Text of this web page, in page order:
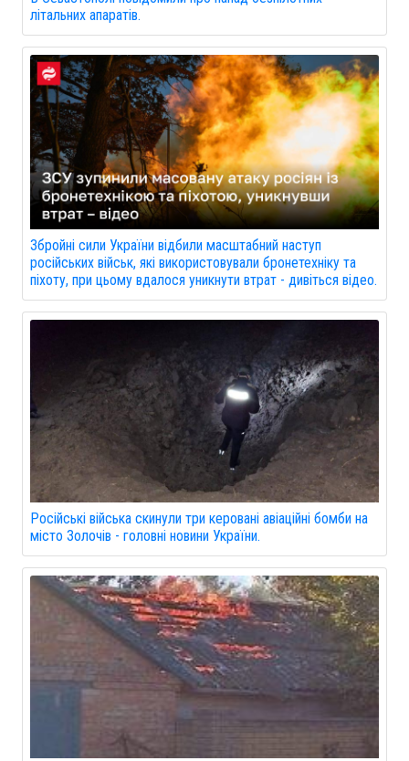
літальних апаратів.
Збройні сили України відбили масштабний наступ
російських військ, які використовували бронетехніку та
піхоту, при цьому вдалося уникнути втрат - дивіться відео.
Російські війська скинули три керовані авіаційні бомби на
місто Золочів - головні новини України.